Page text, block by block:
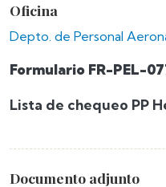
Oficina
Depto. de Personal
Formulario FR-PEL-
Lista de chequeo PP
Documento adjunto